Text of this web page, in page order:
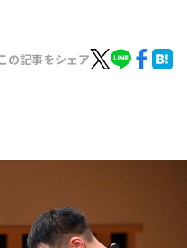
の記事をシェア